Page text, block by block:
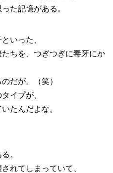
た記憶がある。
いった、
ちを、つぎつぎに毒牙にか
だが。（笑）
イプが、
たんだよな。
。
れてしまっていて、